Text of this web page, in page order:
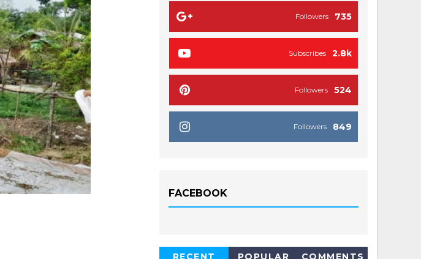
735
Followers
2.8k
Subscribes
524
Followers
849
Followers
FACEBOOK
RECENT POPULAR COMMENTS